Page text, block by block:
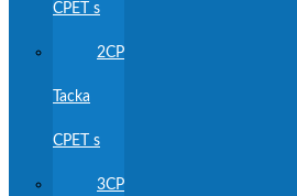
CPET s
2CP
Tacka
CPET s
3CP